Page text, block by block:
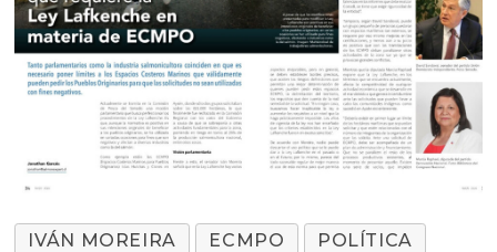
IVÁN MOREIRA ECMPO
POLÍTICA